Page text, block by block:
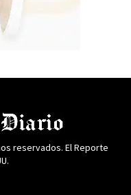
reservados. El Reporte